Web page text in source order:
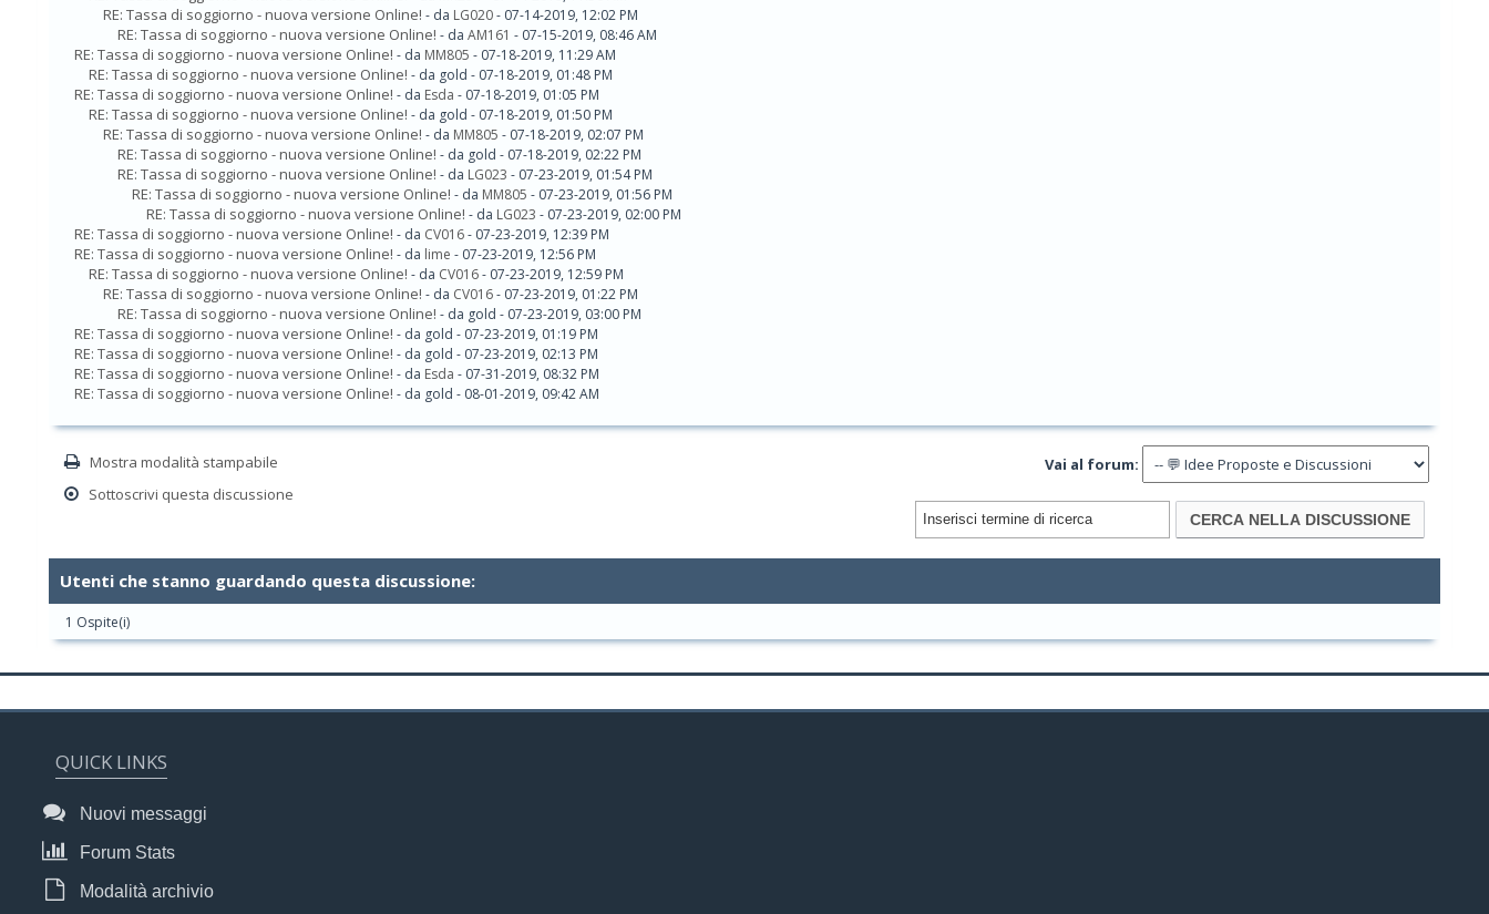
RE: Tassa di soggiorno - nuova versione Online! - da LG020- 07-14-2019, 12:02 PM
RE: Tassa di soggiorno - nuova versione Online! - da AM161 - 07-15-2019, 08:46 AM
RE: Tassa di soggiorno - nuova versione Online! - da MM805 - 07-18-2019, 11:29 AM
RE: Tassa di soggiorno - nuova versione Online! - da gold - 07-18-2019, 01:48 PM
RE: Tassa di soggiorno - nuova versione Online! - da Esda - 07-18-2019, 01:05 PM
RE: Tassa di soggiorno - nuova versione Online! - da gold - 07-18-2019, 01:50 PM
RE: Tassa di soggiorno - nuova versione Online! - da MM805 - 07-18-2019, 02:07 PM
RE: Tassa di soggiorno - nuova versione Online! - da gold - 07-18-2019, 02:22 PM
RE: Tassa di soggiorno - nuova versione Online! - da LG023 - 07-23-2019, 01:54 PM
RE: Tassa di soggiorno - nuova versione Online! - da MM805 - 07-23-2019, 01:56 PM
RE: Tassa di soggiorno - nuova versione Online! - da LG023 - 07-23-2019, 02:00 PM
RE: Tassa di soggiorno - nuova versione Online! - da CV016- 07-23-2019, 12:39 PM
RE: Tassa di soggiorno - nuova versione Online! - da lime - 07-23-2019, 12:56 PM
RE: Tassa di soggiorno - nuova versione Online! - da CV016- 07-23-2019, 12:59 PM
RE: Tassa di soggiorno - nuova versione Online! - da CV016- 07-23-2019, 01:22 PM
RE: Tassa di soggiorno - nuova versione Online! - da gold - 07-23-2019, 03:00 PM
RE: Tassa di soggiorno - nuova versione Online! - da gold - 07-23-2019, 01:19 PM
RE: Tassa di soggiorno - nuova versione Online! - da gold - 07-23-2019, 02:13 PM
RE: Tassa di soggiorno - nuova versione Online! - da Esda - 07-31-2019, 08:32 PM
RE: Tassa di soggiorno - nuova versione Online! - da gold - 08-01-2019, 09:42 AM
Mostra modalità stampabile
Sottoscrivi questa discussione
Vai al forum:
Utenti che stanno guardando questa discussione:
1 Ospite(i)
QUICK LINKS
Nuovi messaggi
Forum Stats
Modalità archivio